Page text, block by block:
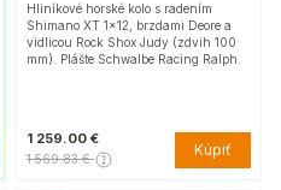
Hliníkové horské kolo s radením
Shimano XT 1×12, brzdami Deore a
vidlicou Rock Shox Judy (zdvih 100
mm). Plášte Schwalbe Racing Ralph.
1 259.00 €
1 569.83 € Kúpiť